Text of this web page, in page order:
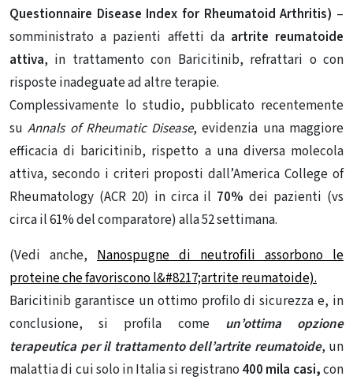
Questionnaire Disease Index for Rheumatoid Arthritis) –
somministrato a pazienti affetti da artrite reumatoide
attiva, in trattamento con Baricitinib, refrattari o con
risposte inadeguate ad altre terapie.
Complessivamente lo studio, pubblicato recentemente
suAnnals of Rheumatic Disease, evidenzia una maggiore
efficacia di baricitinib, rispetto a una diversa molecola
attiva, secondo i criteri proposti dall’America College of
Rheumatology (ACR 20) in circa il 70% dei pazienti (vs
circa il 61% del comparatore) alla 52 settimana.
(Vedi anche, Nanospugne di neutrofili assorbono le
proteine ​​che favoriscono l&#8217;artrite reumatoide).
Baricitinib garantisce un ottimo profilo di sicurezza e, in
conclusione, si profila come un’ottima opzione
terapeutica per il trattamento dell’artrite reumatoide, un
malattia di cui solo in Italia si registrano 400 mila casi,con